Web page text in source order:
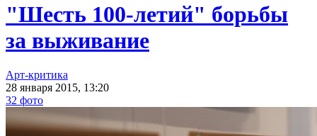
"Шесть 100-летий" борьбы
за выживание
Арт-критика
28 января 2015, 13:20
32 фото